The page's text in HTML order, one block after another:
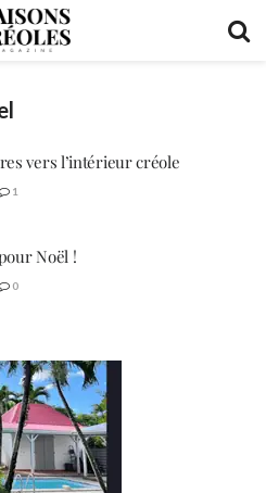
vers l’intérieur créole
1
Noël !
0